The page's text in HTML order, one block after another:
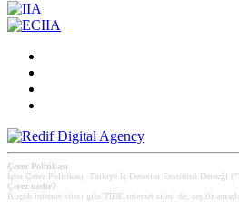
Çerez Politikası
İşbu Çerez Politikası, Türkiye İç Denetim Enstitüsü Derneği ("
Çerez nedir?
Birçok internet sitesi gibi TİDE internet sitesi de, çeşitli